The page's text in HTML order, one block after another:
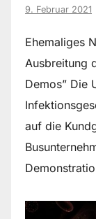
9. Februar 2021
Ehemaliges
Ausbreitung
Demos” Die
auf die